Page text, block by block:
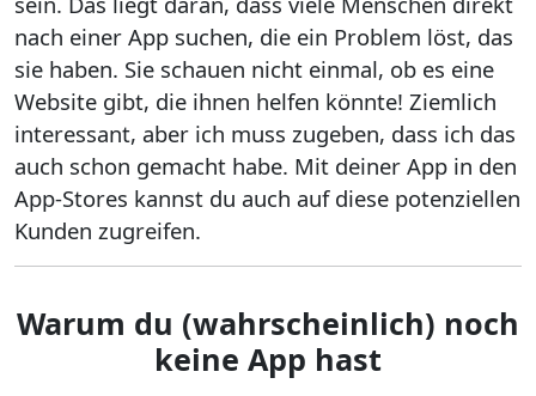
nach einer App suchen, die ein Problem löst, das
sie haben. Sie schauen nicht einmal, ob es eine
Website gibt, die ihnen helfen könnte! Ziemlich
interessant, aber ich muss zugeben, dass ich das
auch schon gemacht habe. Mit deiner App in den
App-Stores kannst du auch auf diese potenziellen
Kunden zugreifen.
Warum du (wahrscheinlich) noch
keine App hast